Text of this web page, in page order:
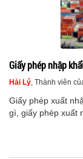
Giấy phép nhập
Hải Lý , Thành viên
Giấy phép xuất
gì, giấy phép xuất